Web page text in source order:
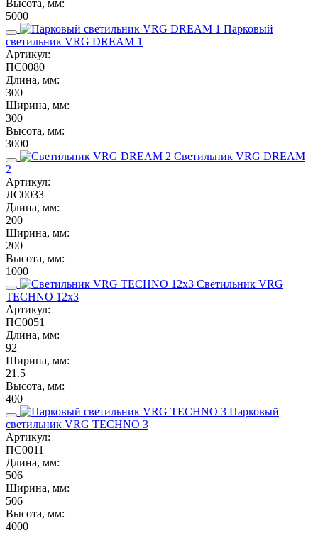
Высота, мм:
5000
Парковый
светильник VRG DREAM 1
Артикул:
ПС0080
Длина, мм:
300
Ширина, мм:
300
Высота, мм:
3000
Светильник VRG DREAM
2
Артикул:
ЛС0033
Длина, мм:
200
Ширина, мм:
200
Высота, мм:
1000
Светильник VRG
TECHNO 12x3
Артикул:
ПС0051
Длина, мм:
92
Ширина, мм:
21.5
Высота, мм:
400
Парковый
светильник VRG TECHNO 3
Артикул:
ПС0011
Длина, мм:
506
Ширина, мм:
506
Высота, мм:
4000